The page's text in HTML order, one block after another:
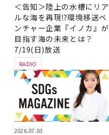
RADIO
＜告知＞陸上の水槽にリア
ルな海を再現⁉環境移送ベ
ンチャー企業『イノカ』が
目指す海の未来とは？
7/19(日)放送
2026.07.03